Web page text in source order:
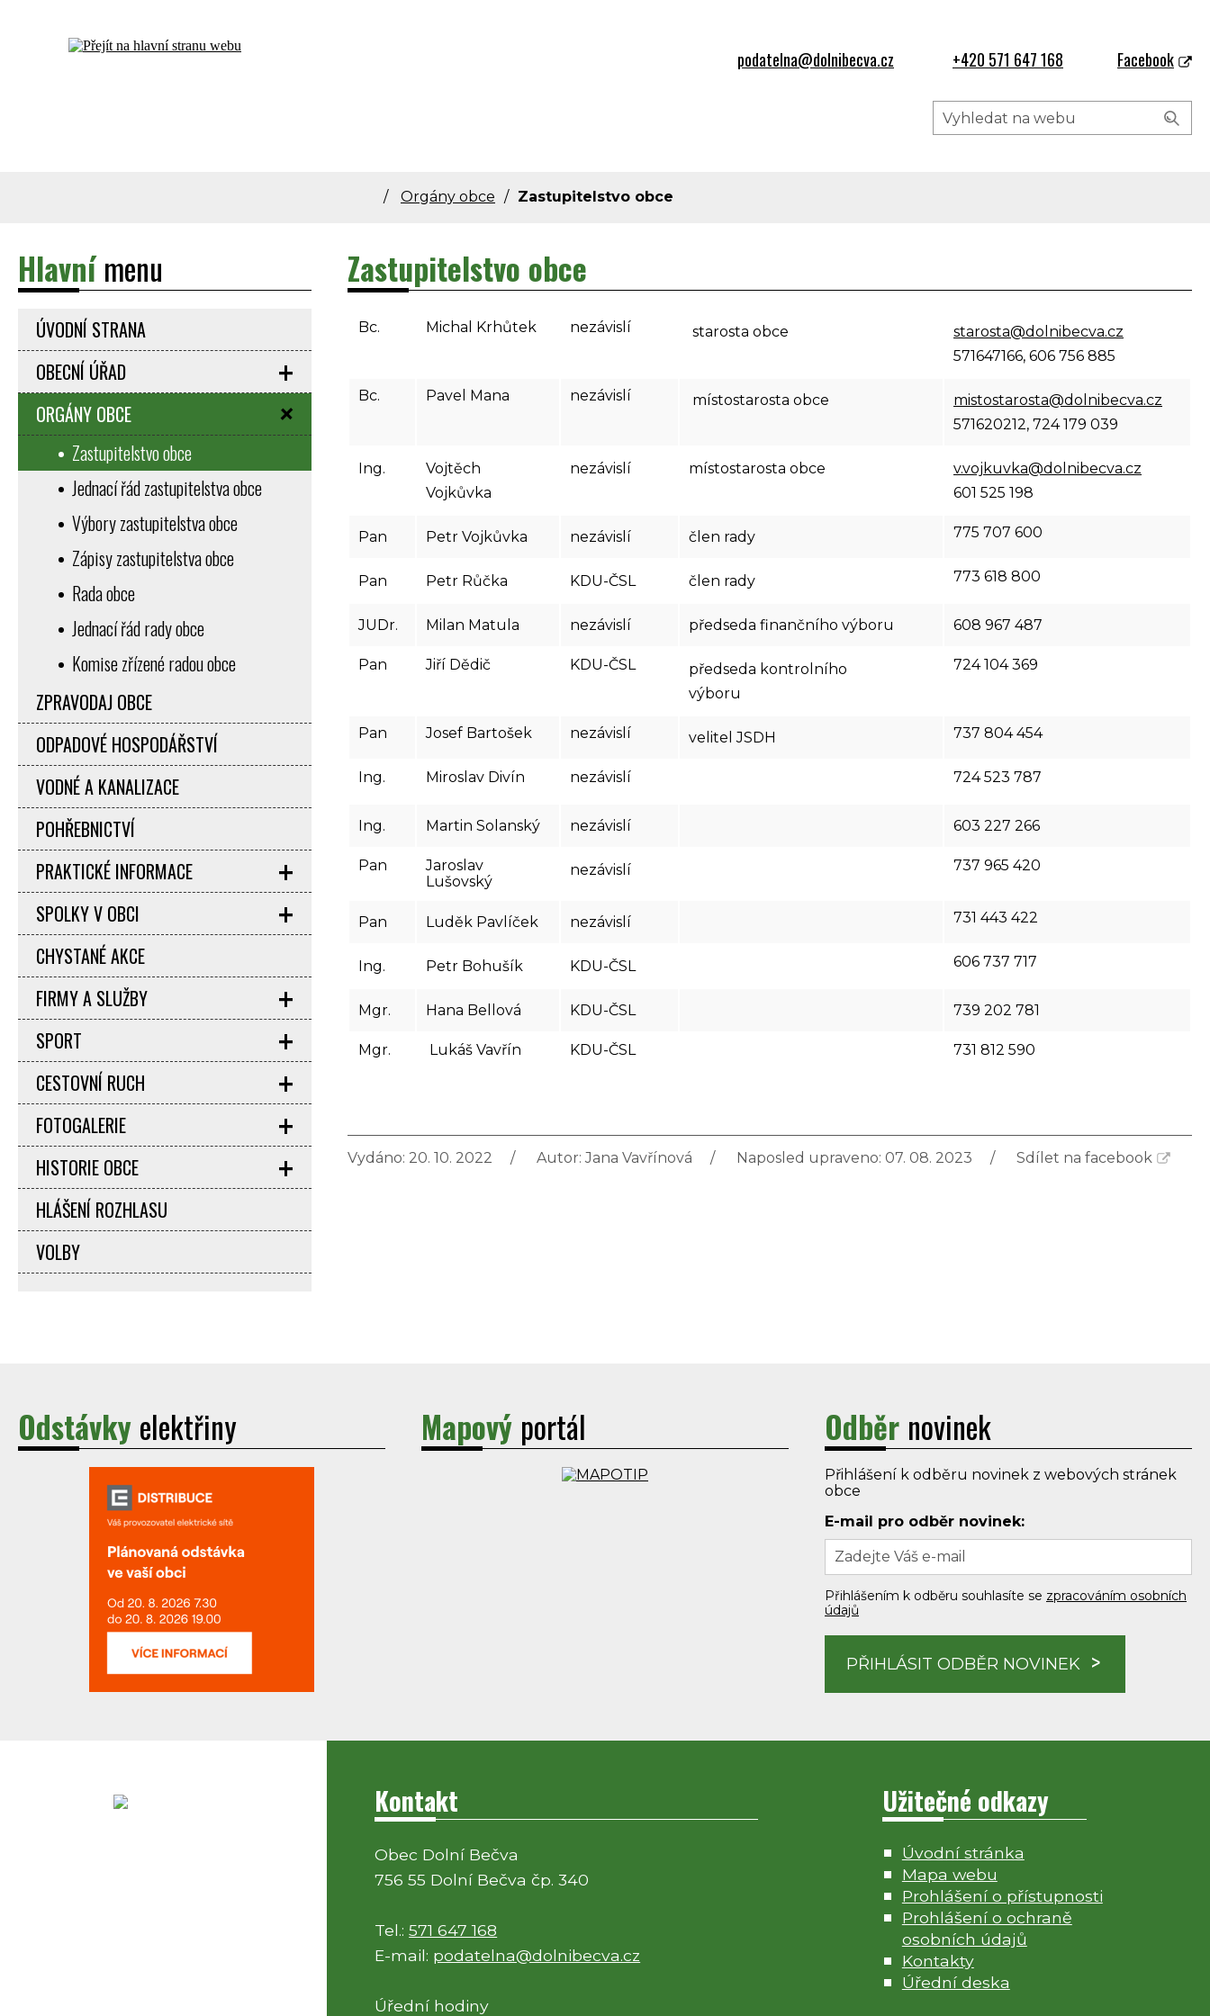
Dolní Bečva - oficiální stránky obce
podatelna@dolnibecva.cz +420 571 647 168 Facebook
Orgány obce Zastupitelstvo obce
Zastupitelstvo obce
Bc. Michal Krhůtek nezávislí starosta obce
starosta@dolnibecva.cz
571647166, 606 756 885
Bc. Pavel Mana nezávislí místostarosta obce
mistostarosta@dolnibecva.cz
571620212, 724 179 039
Ing.
Vojtěch
Vojkůvka
nezávislí místostarosta obce
v.vojkuvka@dolnibecva.cz
601 525 198
Pan Petr Vojkůvka nezávislí člen rady 775 707 600
Pan Petr Růčka KDU-ČSL člen rady 773 618 800
JUDr. Milan Matula nezávislí předseda finančního výboru 608 967 487
Pan Jiří Dědič KDU-ČSL
předseda kontrolního
výboru
724 104 369
Pan Josef Bartošek nezávislí velitel JSDH 737 804 454
Ing. Miroslav Divín nezávislí 724 523 787
Ing. Martin Solanský nezávislí 603 227 266
Pan
Jaroslav
Lušovský
nezávislí 737 965 420
Pan Luděk Pavlíček nezávislí 731 443 422
Ing. Petr Bohušík KDU-ČSL 606 737 717
Mgr. Hana Bellová KDU-ČSL 739 202 781
Mgr. Lukáš Vavřín KDU-ČSL 731 812 590
Vydáno: 20. 10. 2022 Autor:Jana Vavřínová Naposled upraveno: 07. 08. 2023 Sdílet na facebook
Hlavnímenu
ÚVODNÍ STRANA
OBECNÍ ÚŘAD
ORGÁNY OBCE
Zastupitelstvo obce
Jednací řád zastupitelstva obce
Výbory zastupitelstva obce
Zápisy zastupitelstva obce
Rada obce
Jednací řád rady obce
Komise zřízené radou obce
ZPRAVODAJ OBCE
ODPADOVÉ HOSPODÁŘSTVÍ
VODNÉ A KANALIZACE
POHŘEBNICTVÍ
PRAKTICKÉ INFORMACE
SPOLKY V OBCI
CHYSTANÉ AKCE
FIRMY A SLUŽBY
SPORT
CESTOVNÍ RUCH
FOTOGALERIE
HISTORIE OBCE
HLÁŠENÍ ROZHLASU
VOLBY
Odstávky elektřiny Mapový portál Odběr novinek
Přihlášení k odběru novinek z webových stránek
obce
E-mail pro odběr novinek:
Přihlášením k odběru souhlasíte se zpracováním osobních
údajů
PŘIHLÁSIT ODBĚR NOVINEK
Kontakt
Obec Dolní Bečva
756 55 Dolní Bečva čp. 340
Tel.:571 647 168
E-mail: podatelna@dolnibecva.cz
Úřední hodiny
Užitečné odkazy
Úvodní stránka
Mapa webu
Prohlášení o přístupnosti
Prohlášení o ochraně
osobních údajů
Kontakty
Úřední deska